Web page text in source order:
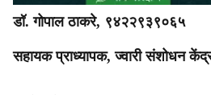
डॉ. गोपाल ठाकरे, ९४२२९३९०६५
सहायक प्राध्यापक, ज्वारी संशोधन